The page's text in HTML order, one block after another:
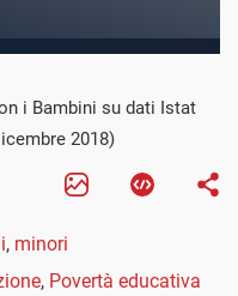
i Bambini su dati Istat
2018)
, minori
, Povertà educativa